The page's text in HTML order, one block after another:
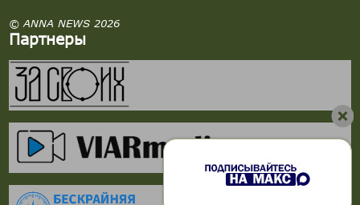
© ANNA NEWS 2026
Партнеры